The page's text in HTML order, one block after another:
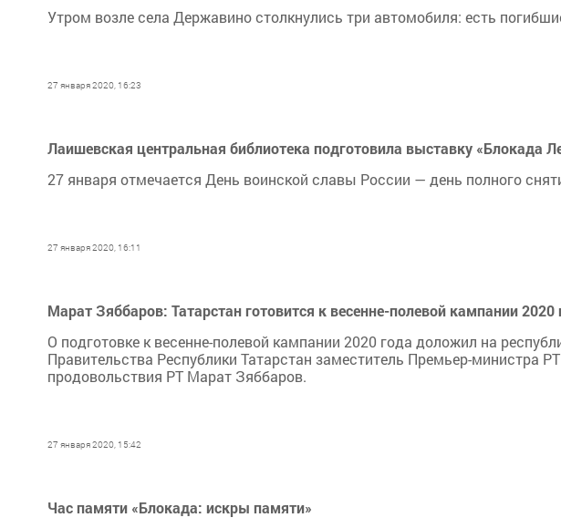
Утром возле села Державино столкнулись три автомобиля: есть
27 января 2020, 16:23
Лаишевская центральная библиотека подготовила выставку «Блокада
27 января отмечается День воинской славы России — день полного
27 января 2020, 16:11
Марат Зяббаров: Татарстан готовится к весенне-полевой кампании 2020
О подготовке к весенне-полевой кампании 2020 года доложил на
Правительства Республики Татарстан заместитель Премьер-министра
продовольствия РТ Марат Зяббаров.
27 января 2020, 15:42
Час памяти «Блокада: искры памяти»